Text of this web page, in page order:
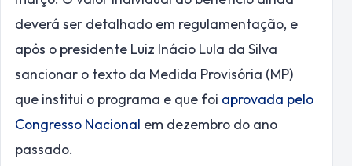
deverá ser detalhado em regulamentação, e
após o presidente Luiz Inácio Lula da Silva
sancionar o texto da Medida Provisória (MP)
que institui o programa e que foi aprovada pelo
Congresso Nacional em dezembro do ano
passado.